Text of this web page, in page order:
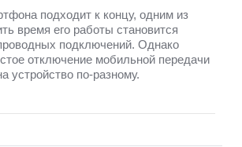
подходит к концу, одним из
время его работы становится
подключений. Однако
отключение мобильной передачи
устройство по-разному.